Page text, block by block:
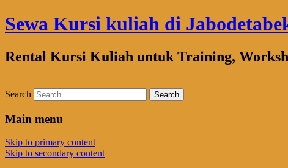
Sewa Kursi kuliah di
Rental Kursi Kuliah untuk Training,
Search
Main menu
Skip to primary content
Skip to secondary content